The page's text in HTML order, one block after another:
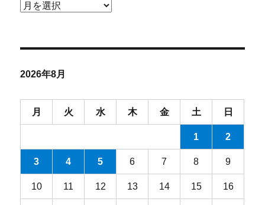
ア
ブ
2026年8月
月 火 水 木 金 土 日
1 2
3 4 5 6 7 8 9
10 11 12 13 14 15 16